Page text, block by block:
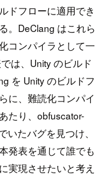
ドフローに適用でき
。DeClang はこれら
コンパイラとして一
は、Unity のビルド
を Unity のビルドフ
に、難読化コンパイ
たり、obfuscator-
たバグを見つけ、
発表を通じて誰でも
実現させたいと考え